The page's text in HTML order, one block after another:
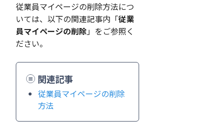
従業員マイページの削除方法につ
いては、以下の関連記事内「従業
員マイページの削除」をご参照く
ださい。
関連記事
従業員マイページの削除
方法